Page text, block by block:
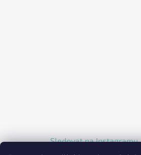
Sledovat na Instagramu